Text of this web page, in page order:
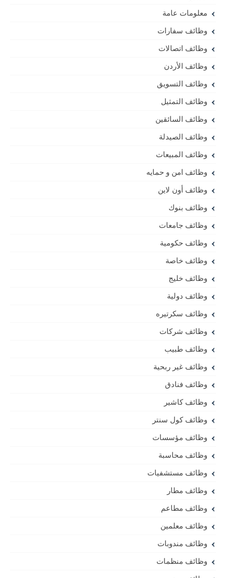
معلومات عامة
وظائف سفارات
وظائف اتصالات
وظائف الأردن
وظائف التسويق
وظائف التمثيل
وظائف السائقين
وظائف الصيدلة
وظائف المبيعات
وظائف امن و حمايه
وظائف أون لاين
وظائف بنوك
وظائف جامعات
وظائف حكومية
وظائف خاصة
وظائف خليج
وظائف دولية
وظائف سكرتيره
وظائف شركات
وظائف طبيب
وظائف غير ربحية
وظائف فنادق
وظائف كاشير
وظائف كول سنتر
وظائف مؤسسات
وظائف محاسبة
وظائف مستشفيات
وظائف مطار
وظائف مطاعم
وظائف معلمين
وظائف مندوبات
وظائف منظمات